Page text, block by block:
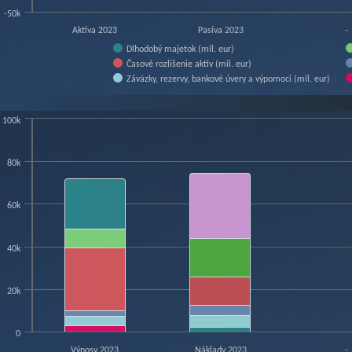
Dlhodobý majetok (mil. eur)
Časové rozlíšenie aktív (mil. eur)
Záväzky, rezervy, bankové úvery a výpomoci (mil. eur)
Aktíva 2023 Pasíva 2023 -
-50k
with 13 data series.
has 1 X axis displaying categories.
has 1 Y axis displaying mil. eur. Data ranges from 0 to 78455.61.
0
20k
40k
60k
80k
100k